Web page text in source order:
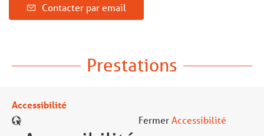
Contacter par email
Prestations
Accessibilité
FermerAccessibilité